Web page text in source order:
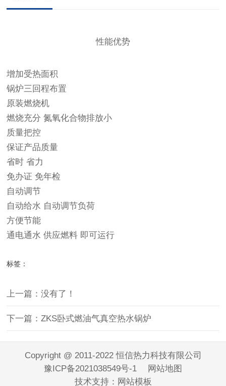
性能优势
增加受热面积
锅炉三回程布置
原装燃烧机
燃烧充分 氮氧化合物排放小
质量把控
保证产品质量
省时 省力
免办证 免年检
自动调节
自动给水 自动调节负荷
方便节能
通电通水 供应燃料 即可运行
标签：
上一篇：没有了！
下一篇：ZKS卧式燃油气真空热水锅炉
Copyright @ 2011-2022 恒信热力科技有限公司
豫ICP备2021038549号-1
网站地图
技术支持： 网站模板